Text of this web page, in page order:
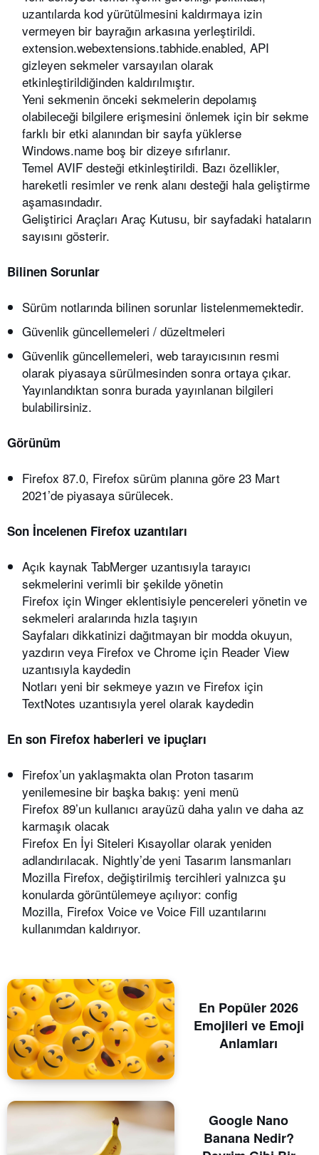
uzantılarda kod yürütülmesini kaldırmaya izin
vermeyen bir bayrağın arkasına yerleştirildi.
extension.webextensions.tabhide.enabled, API
gizleyen sekmeler varsayılan olarak
etkinleştirildiğinden kaldırılmıştır.
Yeni sekmenin önceki sekmelerin depolamış
olabileceği bilgilere erişmesini önlemek için bir sekme
farklı bir etki alanından bir sayfa yüklerse
Windows.name boş bir dizeye sıfırlanır.
Temel AVIF desteği etkinleştirildi. Bazı özellikler,
hareketli resimler ve renk alanı desteği hala geliştirme
aşamasındadır.
Geliştirici Araçları Araç Kutusu, bir sayfadaki hataların
sayısını gösterir.
Bilinen Sorunlar
Sürüm notlarında bilinen sorunlar listelenmemektedir.
Güvenlik güncellemeleri / düzeltmeleri
Güvenlik güncellemeleri, web tarayıcısının resmi
olarak piyasaya sürülmesinden sonra ortaya çıkar.
Yayınlandıktan sonra burada yayınlanan bilgileri
bulabilirsiniz.
Görünüm
Firefox 87.0, Firefox sürüm planına göre 23 Mart
2021’de piyasaya sürülecek.
Son İncelenen Firefox uzantıları
Açık kaynak TabMerger uzantısıyla tarayıcı
sekmelerini verimli bir şekilde yönetin
Firefox için Winger eklentisiyle pencereleri yönetin ve
sekmeleri aralarında hızla taşıyın
Sayfaları dikkatinizi dağıtmayan bir modda okuyun,
yazdırın veya Firefox ve Chrome için Reader View
uzantısıyla kaydedin
Notları yeni bir sekmeye yazın ve Firefox için
TextNotes uzantısıyla yerel olarak kaydedin
En son Firefox haberleri ve ipuçları
Firefox’un yaklaşmakta olan Proton tasarım
yenilemesine bir başka bakış: yeni menü
Firefox 89’un kullanıcı arayüzü daha yalın ve daha az
karmaşık olacak
Firefox En İyi Siteleri Kısayollar olarak yeniden
adlandırılacak. Nightly’de yeni Tasarım lansmanları
Mozilla Firefox, değiştirilmiş tercihleri ​​yalnızca şu
konularda görüntülemeye açılıyor: config
Mozilla, Firefox Voice ve Voice Fill uzantılarını
kullanımdan kaldırıyor.
En Popüler 2026
Emojileri ve Emoji
Anlamları
Google Nano
Banana Nedir?